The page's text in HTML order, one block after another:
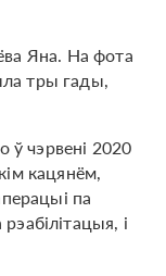
Яна. На фота
тры гады,
ў чэрвені 2020
кацянём,
па
і